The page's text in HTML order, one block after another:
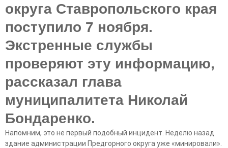
округа Ставропольского края
поступило 7 ноября.
Экстренные службы
проверяют эту информацию,
рассказал глава
муниципалитета Николай
Бондаренко.
Напомним, это не первый подобный инцидент. Неделю назад
здание администрации Предгорного округа уже «минировали».